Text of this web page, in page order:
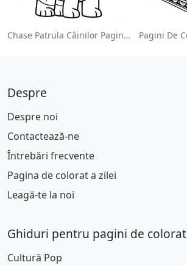
Chase Patrula Câinilor Pagina De Colorat
Despre
Despre noi
Contactează-ne
Întrebări frecvente
Pagina de colorat a zilei
Leagă-te la noi
Ghiduri pentru pagini de colorat
Cultură Pop